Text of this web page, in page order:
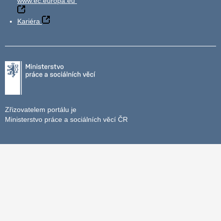
Kariéra
Zřizovatelem portálu je
Ministerstvo práce a sociálních věcí ČR